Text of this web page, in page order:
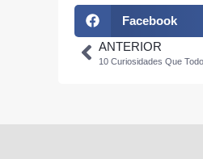
Facebook
ANTERIOR
10 Curiosidades Que